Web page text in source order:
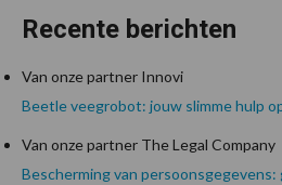
Recente berichten
Van onze partner Innovi
Beetle veegrobot: jouw slimme hulp
Van onze partner The Legal Company
Bescherming van persoonsgegevens: